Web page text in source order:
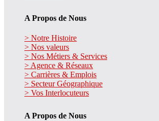
A Propos de Nous
> Notre Histoire
> Nos valeurs
> Nos Métiers & Services
> Agence & Réseaux
> Carrières & Emplois
> Secteur Géographique
> Vos Interlocuteurs
A Propos de Nous